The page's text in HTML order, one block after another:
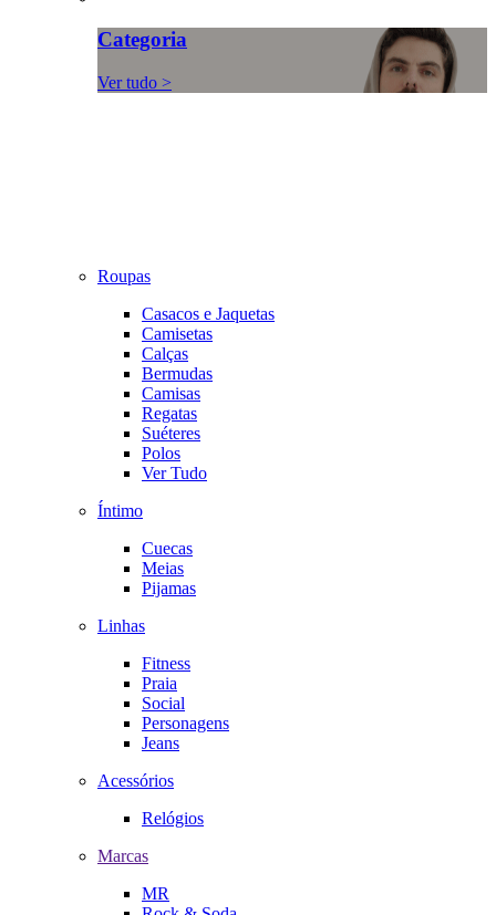
Categoria
Ver tudo >
Roupas
Casacos e Jaquetas
Camisetas
Calças
Bermudas
Camisas
Regatas
Suéteres
Polos
Ver Tudo
Íntimo
Cuecas
Meias
Pijamas
Linhas
Fitness
Praia
Social
Personagens
Jeans
Acessórios
Relógios
Marcas
MR